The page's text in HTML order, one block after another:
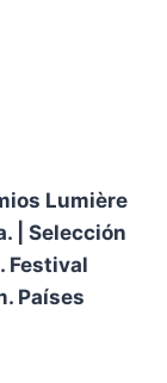
Lumière
| Selección
Festival
Países